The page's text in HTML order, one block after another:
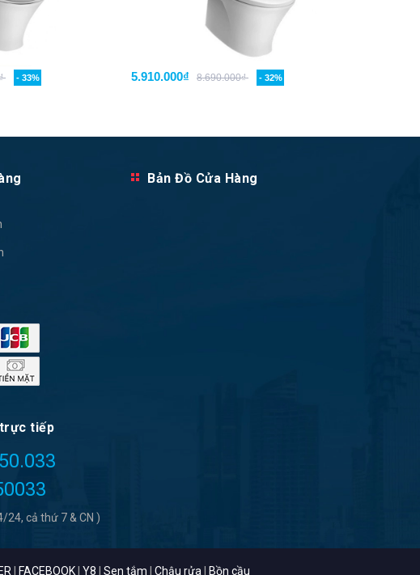
- 33% 5.910.000₫ 8.690.000₫ - 32%
tiếp
24, cả thứ 7 & CN )
Bản Đồ Cửa Hàng
FACEBOOK| Y8 Sen tắm Chậu rửa Bồn cầu